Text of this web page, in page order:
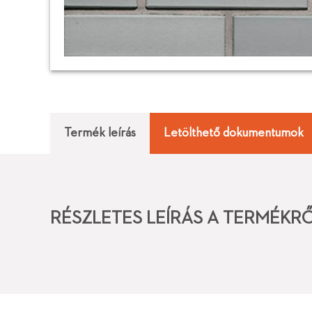
Termék leírás Letölthető dokumentumok
RÉSZLETES LEÍRÁS A